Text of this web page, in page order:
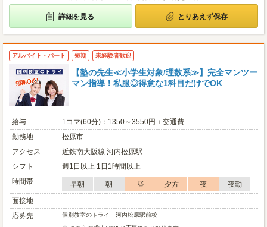
詳細を見る とりあえず保存
アルバイト・パート 短期 未経験者歓迎
【塾の先生≪小学生対象/理数系≫】完全マンツー
マン指導！私服◎得意な1科目だけでOK
給与
1コマ(60分)：1350～3550円＋交通費
勤務地
松原市
アクセス
近鉄南大阪線 河内松原駅
シフト
週1日以上 1日1時間以上
時間帯
早朝 朝 昼 夕方 夜
夜勤
面接地
応募先
個別教室のトライ 河内松原駅前校